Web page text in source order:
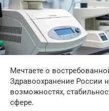
Мечтаете о
Здравоохранение России
возможностях,
сфере.